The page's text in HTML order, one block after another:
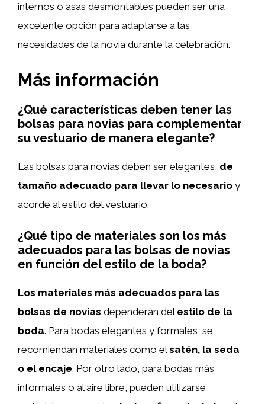
internos o asas desmontables pueden ser una
excelente opción para adaptarse a las
necesidades de la novia durante la celebración.
Más información
¿Qué características deben tener las
bolsas para novias para complementar
su vestuario de manera elegante?
Las bolsas para novias deben ser elegantes, de
tamaño adecuado para llevar lo necesario y
acorde al estilo del vestuario.
¿Qué tipo de materiales son los más
adecuados para las bolsas de novias
en función del estilo de la boda?
Los materiales más adecuados para las
bolsas de novias dependerán del estilo de la
boda. Para bodas elegantes y formales, se
recomiendan materiales como elsatén, la seda
o el encaje. Por otro lado, para bodas más
informales o al aire libre, pueden utilizarse